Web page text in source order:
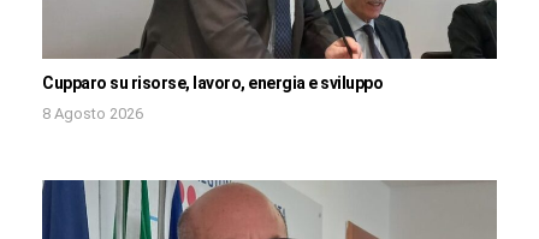
Cupparo su risorse, lavoro, energia e sviluppo
8 Agosto 2026